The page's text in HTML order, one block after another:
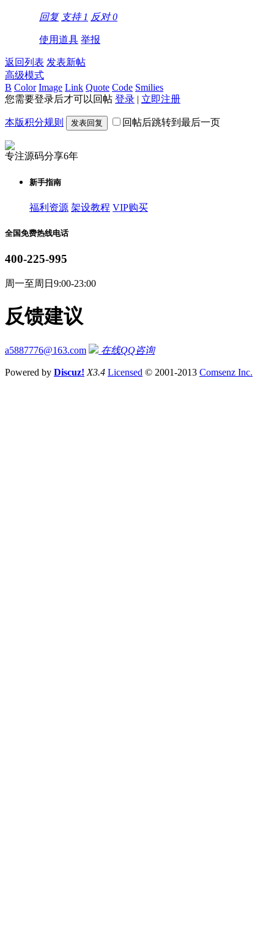
回复 支持 1 反对0
使用道具 举报
返回列表 发表新帖
高级模式
B Color Image Link Quote Code Smilies
您需要登录后才可以回帖 登录 | 立即注册
本版积分规则 发表回复 回帖后跳转到最后一页
专注源码分享6年
新手指南
福利资源 架设教程 VIP购买
全国免费热线电话
400-225-995
周一至周日9:00-23:00
反馈建议
a5887776@163.com 在线QQ咨询
Powered by Discuz! X3.4 Licensed © 2001-2013 Comsenz Inc.